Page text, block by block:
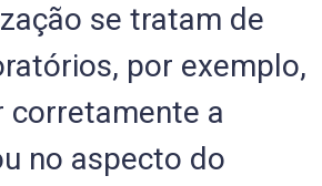
se tratam de
por exemplo,
corretamente a
no aspecto do